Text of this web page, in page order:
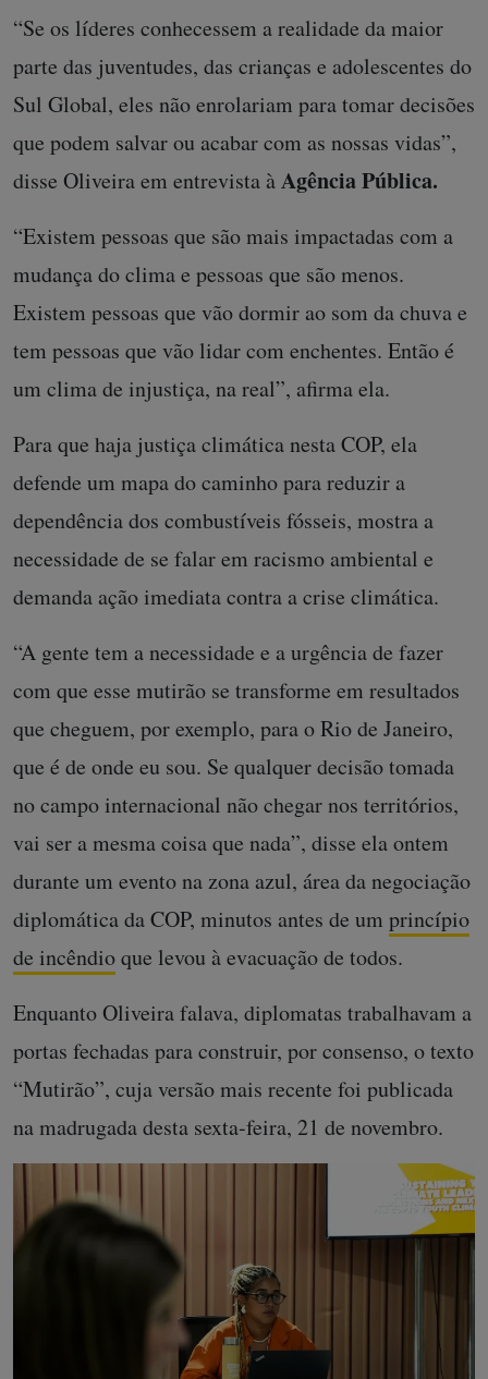
“Se os líderes conhecessem a realidade da maior
parte das juventudes, das crianças e adolescentes do
Sul Global, eles não enrolariam para tomar decisões
que podem salvar ou acabar com as nossas vidas”,
disse Oliveira em entrevista àAgência Pública.
“Existem pessoas que são mais impactadas com a
mudança do clima e pessoas que são menos.
Existem pessoas que vão dormir ao som da chuva e
tem pessoas que vão lidar com enchentes. Então é
um clima de injustiça, na real”, afirma ela.
Para que haja justiça climática nesta COP, ela
defende um mapa do caminho para reduzir a
dependência dos combustíveis fósseis, mostra a
necessidade de se falar em racismo ambiental e
demanda ação imediata contra a crise climática.
“A gente tem a necessidade e a urgência de fazer
com que esse mutirão se transforme em resultados
que cheguem, por exemplo, para o Rio de Janeiro,
que é de onde eu sou. Se qualquer decisão tomada
no campo internacional não chegar nos territórios,
vai ser a mesma coisa que nada”, disse ela ontem
durante um evento na zona azul, área da negociação
diplomática da COP, minutos antes de um princípio
de incêndioque levou à evacuação de todos.
Enquanto Oliveira falava, diplomatas trabalhavam a
portas fechadas para construir, por consenso, o texto
“Mutirão”, cuja versão mais recente foi publicada
na madrugada desta sexta-feira, 21 de novembro.